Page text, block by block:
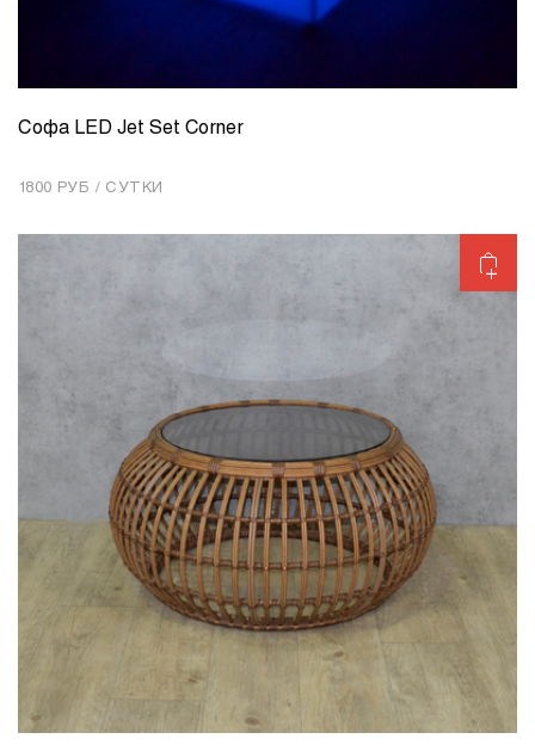
КОЛИЧЕСТВО 1
Софа LED Jet Set Corner
1800 РУБ / СУТКИ